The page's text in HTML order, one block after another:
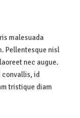
malesuada
Pellentesque nisl
nec augue.
convallis, id
tristique diam